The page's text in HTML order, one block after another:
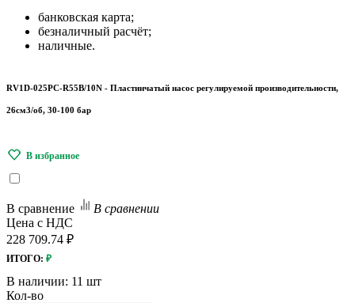
банковская карта;
безналичный расчёт;
наличные.
RV1D-025PC-R55B/10N - Пластинчатый насос регулируемой производительности,
26см3/об, 30-100 бар
В сравнение
В сравнении
Цена с НДС
228 709.74 ₽
ИТОГО: ₽
В наличии: 11 шт
Кол-во